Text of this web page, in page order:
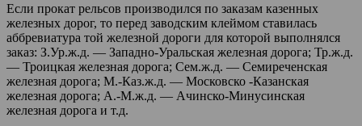
Если прокат рельсов производился по заказам казенных
железных дорог, то перед заводским клеймом ставилась
аббревиатура той железной дороги для которой выполнялся
заказ: З.Ур.ж.д. — Западно-Уральская железная дорога; Тр.ж.д.
— Троицкая железная дорога; Сем.ж.д. — Семиреченская
железная дорога; М.-Каз.ж.д. — Московско -Казанская
железная дорога; А.-М.ж.д. — Ачинско-Минусинская
железная дорога и т.д.